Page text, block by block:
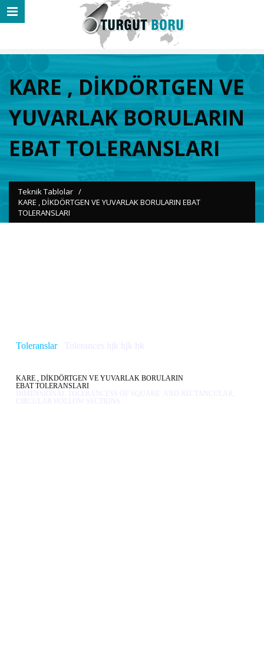
KARE , DİKDÖRTGEN VE
YUVARLAK BORULARIN
EBAT TOLERANSLARI
Teknik Tablolar /
KARE , DİKDÖRTGEN VE YUVARLAK BORULARIN EBAT
TOLERANSLARI